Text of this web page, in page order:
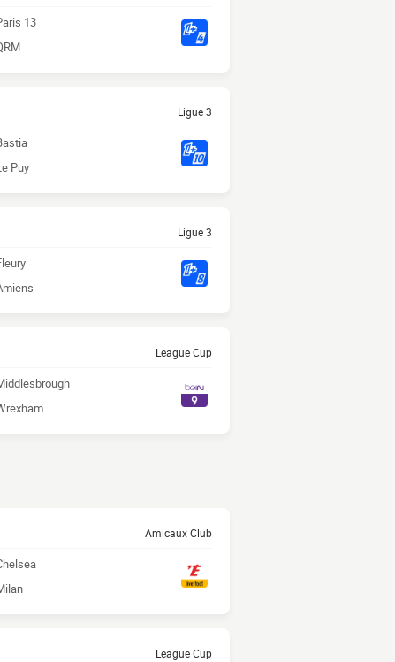
13
Ligue 3
Puy
Ligue 3
League Cup
Amicaux Club
League Cup